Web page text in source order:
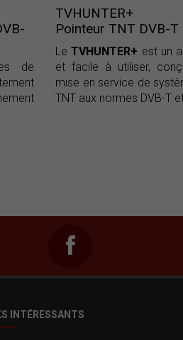
de
TVHUNTER+
Pointeur TNT DVB-T
LeTVHUNTER+ est un
et facile à utiliser,
mise en service de
TNT aux normes DVB-T
INTÉRESSANTS